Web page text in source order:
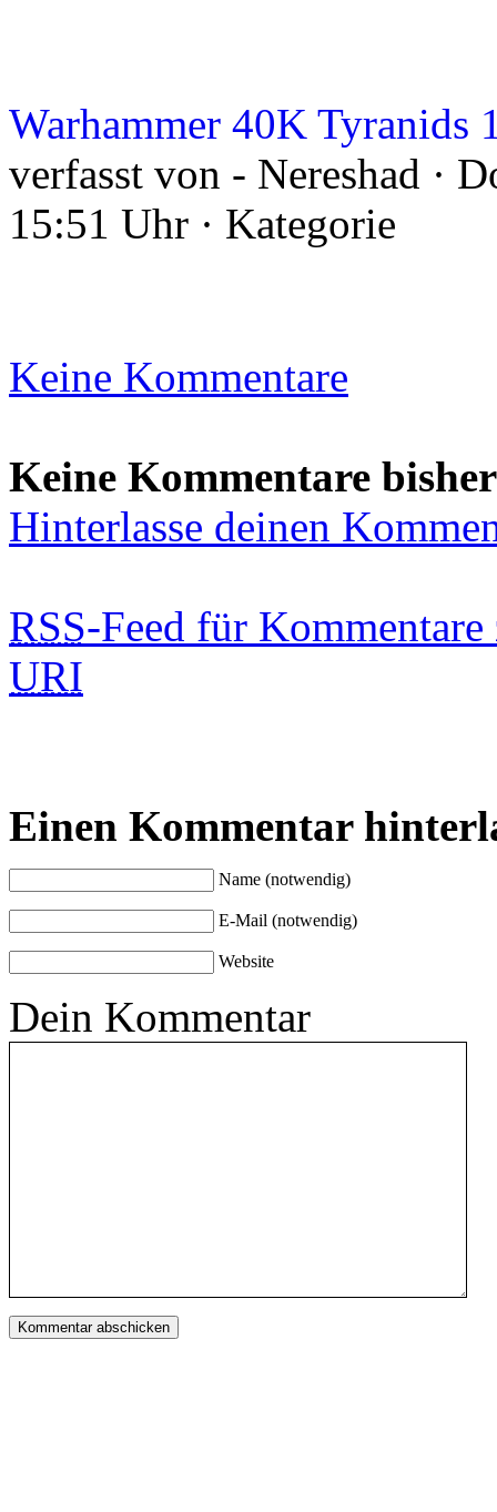
Warhammer 40K Tyranids
verfasst von - Nereshad ·
15:51 Uhr · Kategorie
Keine Kommentare
Keine Kommentare bisher
Hinterlasse deinen
RSS-Feed für
URI
Einen Kommentar
Name (notwendig)
E-Mail (notwendig)
Website
Dein Kommentar